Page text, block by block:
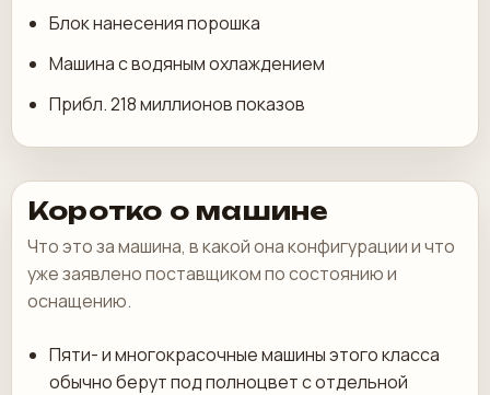
Блок нанесения порошка
Машина с водяным охлаждением
Прибл. 218 миллионов показов
Коротко о машине
Что это за машина, в какой она конфигурации и что
уже заявлено поставщиком по состоянию и
оснащению.
Пяти- и многокрасочные машины этого класса
обычно берут под полноцвет с отдельной